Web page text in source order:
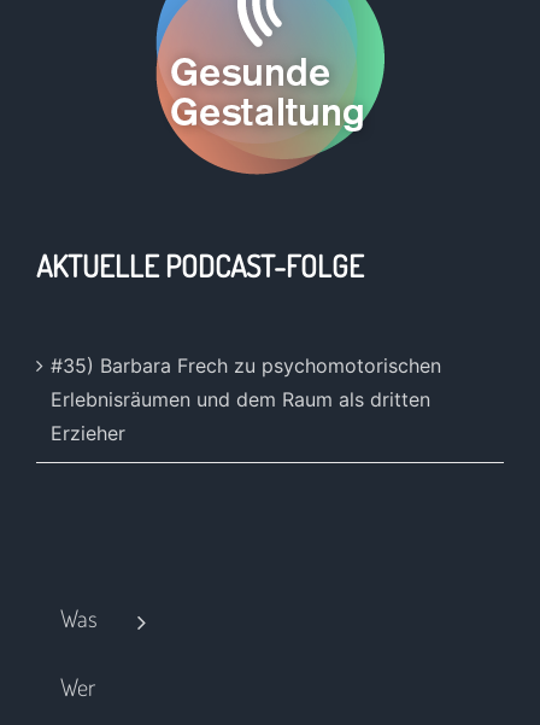
AKTUELLE PODCAST-FOLGE
#35) Barbara Frech zu psychomotorischen
Erlebnisräumen und dem Raum als dritten
Erzieher
Was
Wer